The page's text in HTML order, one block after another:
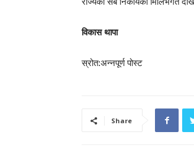
विकास थापा
स्रोत:अन्नपूर्ण पोस्ट
Share